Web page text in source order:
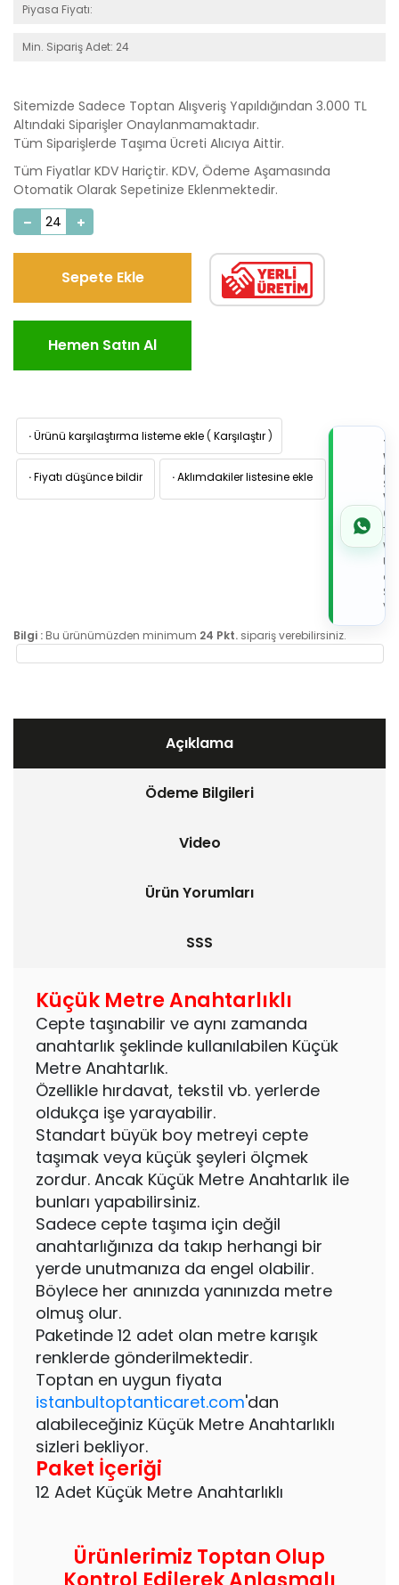
Piyasa Fiyatı:
Min. Sipariş Adet: 24
Sitemizde Sadece Toptan Alışveriş Yapıldığından 3.000 TL
Altındaki Siparişler Onaylanmamaktadır.
Tüm Siparişlerde Taşıma Ücreti Alıcıya Aittir.
Tüm Fiyatlar KDV Hariçtir. KDV, Ödeme Aşamasında
Otomatik Olarak Sepetinize Eklenmektedir.
Sepete Ekle
Hemen Satın Al
·Ürünü karşılaştırma listeme ekle ( Karşılaştır )
·Fiyatı düşünce bildir ·Aklımdakiler listesine ekle
İLE
de
Bilgi : Bu ürünümüzden minimum 24 Pkt. sipariş verebilirsiniz.
Açıklama
Ödeme Bilgileri
Video
Ürün Yorumları
SSS
Küçük Metre Anahtarlıklı
Cepte taşınabilir ve aynı zamanda
anahtarlık şeklinde kullanılabilen Küçük
Metre Anahtarlık.
Özellikle hırdavat, tekstil vb. yerlerde
oldukça işe yarayabilir.
Standart büyük boy metreyi cepte
taşımak veya küçük şeyleri ölçmek
zordur. Ancak Küçük Metre Anahtarlık ile
bunları yapabilirsiniz.
Sadece cepte taşıma için değil
anahtarlığınıza da takıp herhangi bir
yerde unutmanıza da engel olabilir.
Böylece her anınızda yanınızda metre
olmuş olur.
Paketinde 12 adet olan metre karışık
renklerde gönderilmektedir.
Toptan en uygun fiyata
istanbultoptanticaret.com'dan
alabileceğiniz Küçük Metre Anahtarlıklı
sizleri bekliyor.
Paket İçeriği
12 Adet Küçük Metre Anahtarlıklı
Ürünlerimiz Toptan Olup